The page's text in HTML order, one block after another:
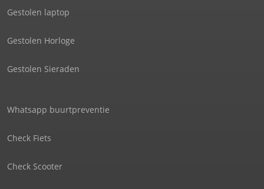
Gestolen laptop
Gestolen Horloge
Gestolen Sieraden
Whatsapp buurtpreventie
Check Fiets
Check Scooter